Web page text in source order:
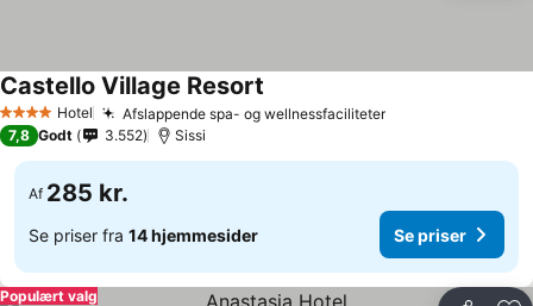
4 StjernerHotel Afslappende spa- og wellnessfaciliteter
Castello Village Resort
7,8 Godt 3.552 Sissi
Af 285 kr.
Se priser fra 14 hjemmesider Se priser
Populært valg